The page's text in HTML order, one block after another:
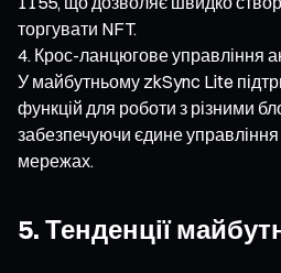
торгувати NFT.
Крос-ланцюгове управління
У майбутньому zkSync Lite
функцій для роботи з різними
забезпечуючи єдине
мережах.
5. Тенденції